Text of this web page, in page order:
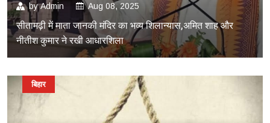
byAdmin Aug 08, 2025
सीतामढ़ी में माता जानकी मंदिर का भव्य शिलान्यास,अमित शाह और
नीतीश कुमार ने रखी आधारशिला
बिहार